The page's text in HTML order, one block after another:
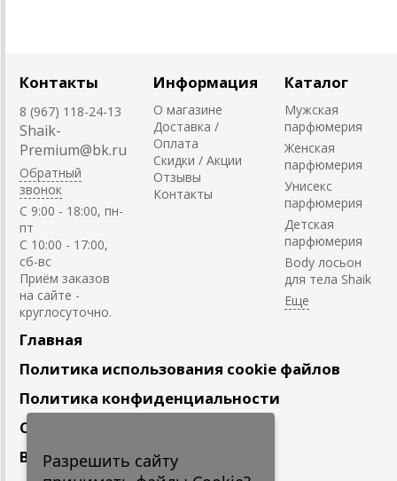
Контакты
8 (967) 118-24-13
Shaik-
Premium@bk.ru
Обратный
звонок
C 9:00 - 18:00, пн-
пт
С 10:00 - 17:00,
сб-вс
Приём заказов
на сайте -
круглосуточно.
Информация
О магазине
Доставка /
Оплата
Скидки / Акции
Отзывы
Контакты
Каталог
Мужская
парфюмерия
Женская
парфюмерия
Унисекс
парфюмерия
Детская
парфюмерия
Body лосьон
для тела Shaik
Главная
Политика использования cookie файлов
Политика конфиденциальности
Сотрудничество
Вакансии
Разрешить сайту